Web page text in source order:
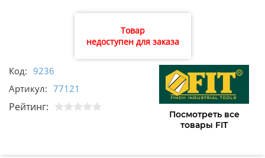
Товар
недоступен для заказа
Код: 9236
Артикул: 77121
Рейтинг:
Посмотреть все
товары FIT